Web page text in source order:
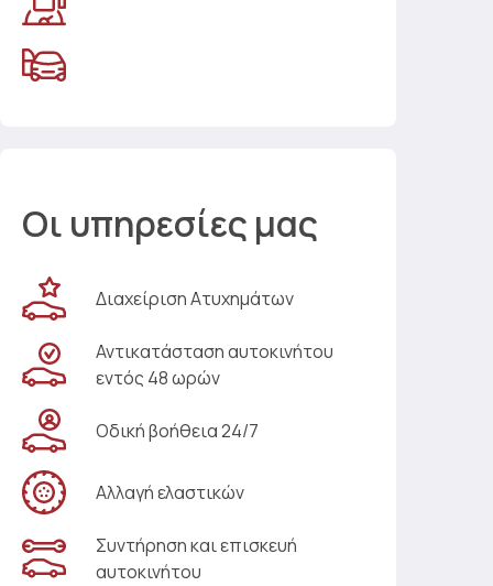
Οι υπηρεσίες μας
Διαχείριση Ατυχημάτων
Αντικατάσταση αυτοκινήτου
εντός 48 ωρών
Οδική βοήθεια 24/7
Αλλαγή ελαστικών
Συντήρηση και επισκευή
αυτοκινήτου